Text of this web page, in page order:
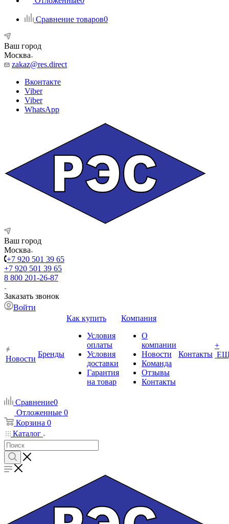
Сравнение товаров0
Ваш город
Москва
zakaz@res.direct
Вконтакте
Viber
Viber
WhatsApp
Ваш город
Москва
+7 920 501 39 65
+7 920 501 39 65
8 800 201-26-87
Заказать звонок
Войти
Новости
Бренды
Как купить
Условия
оплаты
Условия
доставки
Гарантия
на товар
Компания
О
компании
Новости
Команда
Отзывы
Контакты
Контакты
+
Сравнение0
Отложенные 0
Корзина 0
Каталог